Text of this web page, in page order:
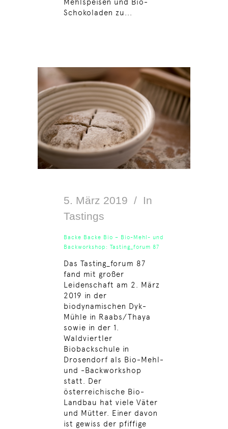
Mehlspeisen und Bio-
Schokoladen zu...
5. März 2019
In
Tastings
Backe Backe Bio – Bio-Mehl- und
Backworkshop: Tasting_forum 87
Das Tasting_forum 87
fand mit großer
Leidenschaft am 2. März
2019 in der
biodynamischen Dyk-
Mühle in Raabs/Thaya
sowie in der 1.
Waldviertler
Biobackschule in
Drosendorf als Bio-Mehl-
und -Backworkshop
statt. Der
österreichische Bio-
Landbau hat viele Väter
und Mütter. Einer davon
ist gewiss der pfiffige